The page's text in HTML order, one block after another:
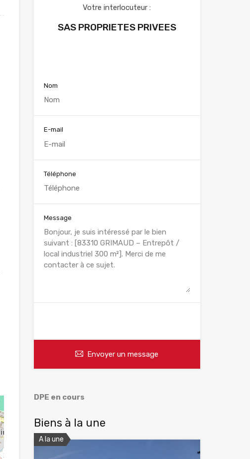
Votre interlocuteur :
SAS PROPRIETES PRIVEES
Nom
E-mail
Téléphone
Message
Envoyer un message
DPE en cours
Biens à la une
A la une